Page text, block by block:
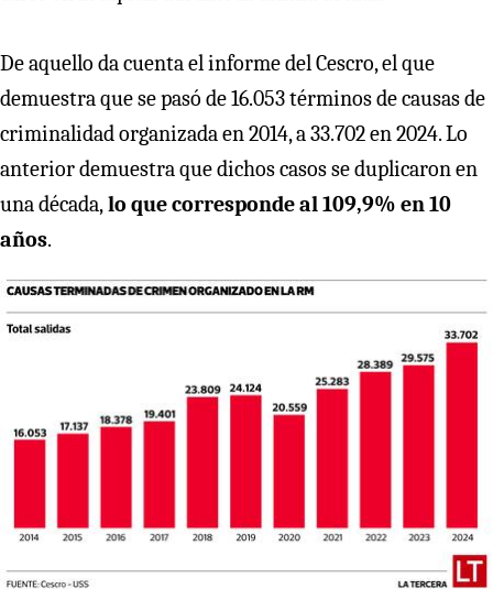
De aquello da cuenta el informe del Cescro, el que
demuestra que se pasó de 16.053 términos de causas de
criminalidad organizada en 2014, a 33.702 en 2024. Lo
anterior demuestra que dichos casos se duplicaron en
una década,lo que corresponde al 109,9% en 10
años.